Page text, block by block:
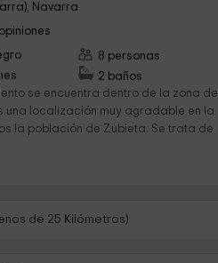
Navarra
8 personas
2 baños
se encuentra dentro de la zona de
una localización muy agradable en la
la población de Zubieta. Se trata de
de 25 Kilómetros)